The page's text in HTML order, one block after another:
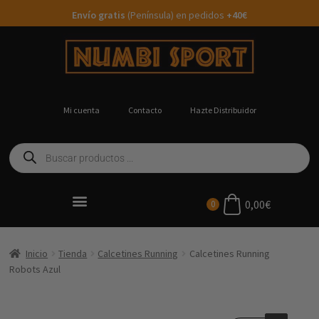
Envío gratis (Península) en pedidos +40€
Mi cuenta Contacto Hazte Distribuidor
0 0,00€
Inicio Tienda Calcetines Running
Calcetines Running
Robots Azul